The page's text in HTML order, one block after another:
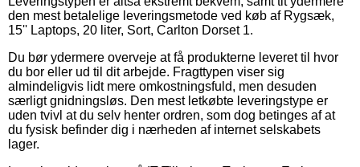
den mest betalelige leveringsmetode ved køb af Rygsæk,
15'' Laptops, 20 liter, Sort, Carlton Dorset 1.
Du bør ydermere overveje at få produkterne leveret til hvor
du bor eller ud til dit arbejde. Fragttypen viser sig
almindeligvis lidt mere omkostningsfuld, men desuden
særligt gnidningsløs. Den mest letkøbte leveringstype er
uden tvivl at du selv henter ordren, som dog betinges af at
du fysisk befinder dig i nærheden af internet selskabets
lager.